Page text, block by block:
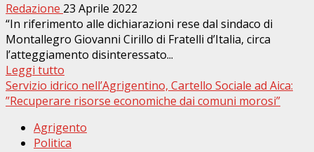
Redazione 23 Aprile 2022
“In riferimento alle dichiarazioni rese dal sindaco di
Montallegro Giovanni Cirillo di Fratelli d’Italia, circa
l’atteggiamento disinteressato...
Leggi tutto
Servizio idrico nell’Agrigentino, Cartello Sociale ad Aica:
”Recuperare risorse economiche dai comuni morosi”
Agrigento
Politica